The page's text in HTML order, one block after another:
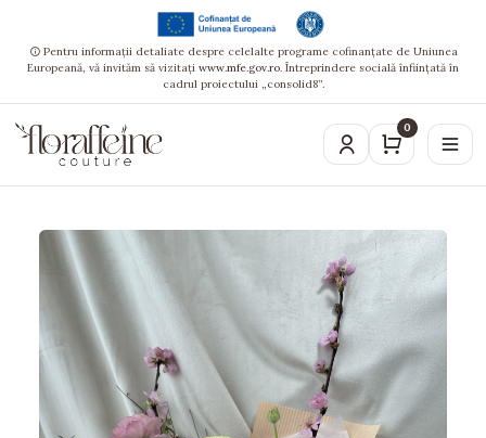
Pentru informații detaliate despre celelalte programe cofinanțate de Uniunea
Europeană, vă invităm să vizitați www.mfe.gov.ro. Întreprindere socială înființată în
cadrul proiectului „consolid8”.
0